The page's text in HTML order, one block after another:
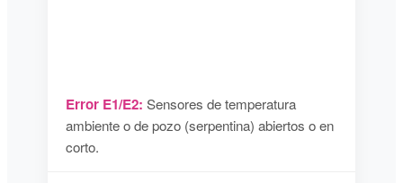
Error E1/E2: Sensores de temperatura
ambiente o de pozo (serpentina) abiertos o en
corto.